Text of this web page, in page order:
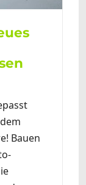
Bauen